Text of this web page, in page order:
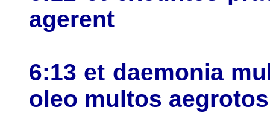
agerent
6:13 et daemonia
oleo multos